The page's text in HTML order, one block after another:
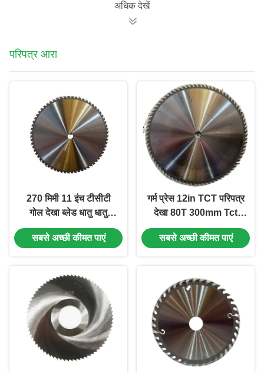
अधिक देखें
परिपत्र आरा
270 मिमी 11 इंच टीसीटी
गोल देखा ब्लेड धातु धातु
काटने के लिए गोल देखा
सबसे अच्छी कीमत पाएं
गर्म प्रेस 12in TCT परिपत्र
देखा 80T 300mm Tct
देखा ब्लेड
सबसे अच्छी कीमत पाएं